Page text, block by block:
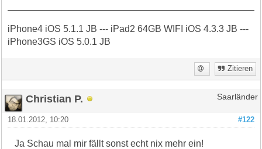
iPhone4 iOS 5.1.1 JB --- iPad2 64GB WIFI iOS 4.3.3 JB ---
iPhone3GS iOS 5.0.1 JB
Zitieren
Christian P. Saarländer
#122
18.01.2012, 10:20
Ja Schau mal mir fällt sonst echt nix mehr ein!